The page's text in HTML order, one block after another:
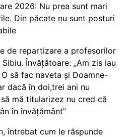
2026: Nu prea sunt mari
Din păcate nu sunt posturi
de repartizare a profesorilor
Învățătoare: „Am zis iau
să fac naveta și Doamne-
dacă în doi,trei ani nu
mă titularizez nu cred că
în învățământ”
întrebat cum le răspunde